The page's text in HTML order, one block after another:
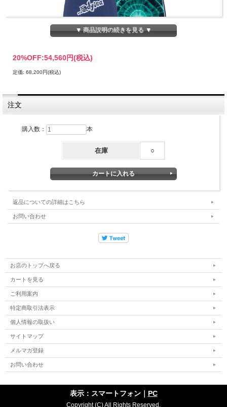
キャッチサーフ ショートボード オディシー×ロスト
ラウンドノーズフィッシュ / CATCH SURF ODYSEA
x Lost Round Nose Fish 5'5"
「Lost SURFBOARDS歴代No.1セラーを、メイヘムのシ
のVeeボトムとウイング付きスワローテールが生む、フィ
不朽の名作「ラウンドノーズフィッシュ」、Lost
SURFBOARDとのコラボレーション
世界的名シェイパー「メイヘム」ことマット・バイオロスが手
がける、Lost SURFBOARD（ロストサーフボード）とのコラ
ボレーションモデル。Lost SURFBOARDで歴代セールス本数
No.1を誇る名作中の名作、ラウンドノーズフィッシュを、キ
ャッチサーフのソフトボードで楽しむことができます。
メイヘムのシェイプを完全再現し、コンケイブからテールにか
けてVeeボトムを採用。ウイング付きスワローテールを備え
た、ソフトボードの中でも本格的な一本に仕上がっています。
▼ 商品説明の続きを見る ▼
20%OFF:54,560円(税込)
定価: 68,200円(税込)
注文
購入数： 本
在庫 ○
返品についての詳細はこちら
お問い合わせ
お店のトップへ戻る
カートを見る
ご利用案内
特定商取引法表示
個人情報の取扱い
サイトマップ
メルマガ登録
お問い合わせ
表示：スマートフォン｜ PC
Copyright (C) All Rights Reserved.